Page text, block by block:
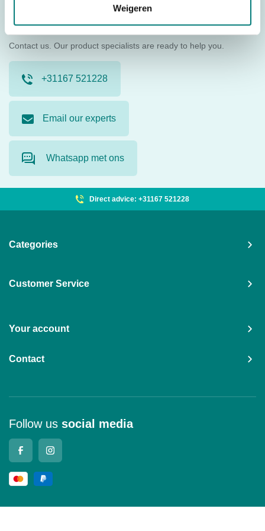
Weigeren
We are happy to help
you get started.
Contact us. Our product specialists are ready to help you.
+31167 521228
Email our experts
Whatsapp met ons
Direct advice: +31167 521228
Categories
Customer Service
Your account
Contact
Follow us social media